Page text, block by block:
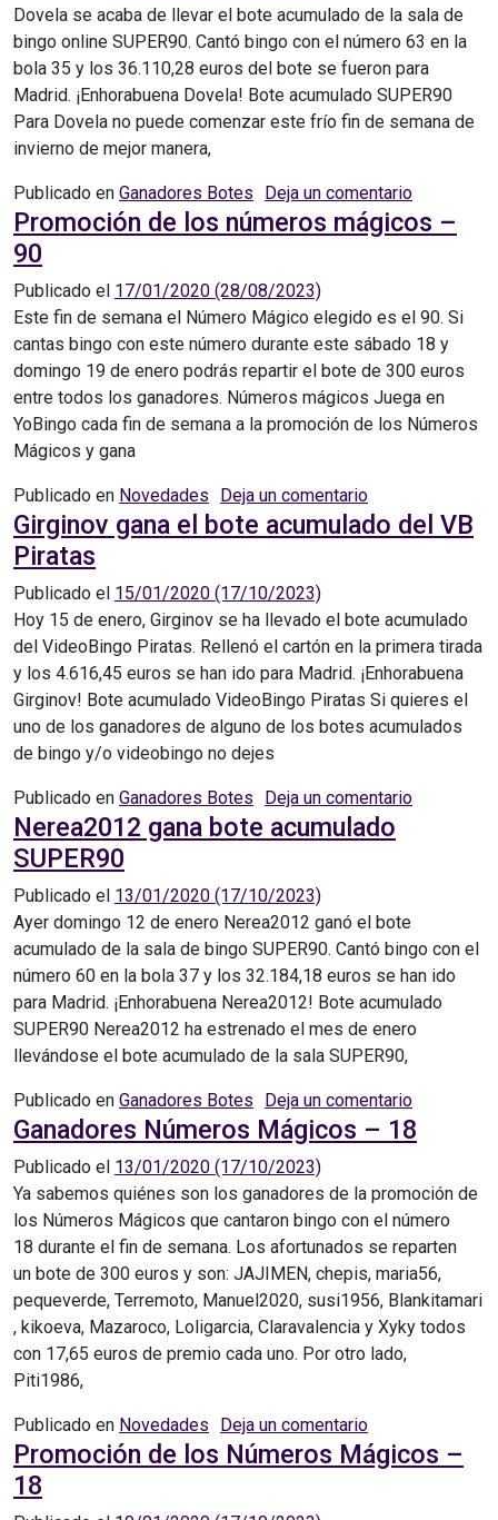
Dovela se acaba de llevar el bote acumulado de la sala de
bingo online SUPER90. Cantó bingo con el número 63 en la
bola 35 y los 36.110,28 euros del bote se fueron para
Madrid. ¡Enhorabuena Dovela! Bote acumulado SUPER90
Para Dovela no puede comenzar este frío fin de semana de
invierno de mejor manera,
Publicado en Ganadores Botes Deja un comentarioen Dovela
Promoción de los números mágicos –
90
Publicado el 17/01/2020 (28/08/2023)
Este fin de semana el Número Mágico elegido es el 90. Si
cantas bingo con este número durante este sábado 18 y
domingo 19 de enero podrás repartir el bote de 300 euros
entre todos los ganadores. Números mágicos Juega en
YoBingo cada fin de semana a la promoción de los Números
Mágicos y gana
Publicado en Novedades Deja un comentarioen Promoción
Girginov gana el bote acumulado del VB
Piratas
Publicado el 15/01/2020 (17/10/2023)
Hoy 15 de enero, Girginov se ha llevado el bote acumulado
del VideoBingo Piratas. Rellenó el cartón en la primera tirada
y los 4.616,45 euros se han ido para Madrid. ¡Enhorabuena
Girginov! Bote acumulado VideoBingo Piratas Si quieres el
uno de los ganadores de alguno de los botes acumulados
de bingo y/o videobingo no dejes
Publicado en Ganadores Botes Deja un comentarioen
Nerea2012 gana bote acumulado
SUPER90
Publicado el 13/01/2020 (17/10/2023)
Ayer domingo 12 de enero Nerea2012 ganó el bote
acumulado de la sala de bingo SUPER90. Cantó bingo con el
número 60 en la bola 37 y los 32.184,18 euros se han ido
para Madrid. ¡Enhorabuena Nerea2012! Bote acumulado
SUPER90 Nerea2012 ha estrenado el mes de enero
llevándose el bote acumulado de la sala SUPER90,
Publicado en Ganadores Botes Deja un comentarioen
Ganadores Números Mágicos – 18
Publicado el 13/01/2020 (17/10/2023)
Ya sabemos quiénes son los ganadores de la promoción de
los Números Mágicos que cantaron bingo con el número
18 durante el fin de semana. Los afortunados se reparten
un bote de 300 euros y son: JAJIMEN​, ​chepis​, ​maria56​, ​
pequeverde​, ​Terremoto​, ​Manuel2020​, ​susi1956​, ​Blankitamari​
, ​kikoeva​, ​Mazaroco​, ​Loligarcia​, ​Claravalencia​ y ​Xyky todos
con 17,65 euros de premio cada uno. Por otro lado, ​
Piti1986,
Publicado en Novedades Deja un comentarioen Ganadores
Promoción de los Números Mágicos –
18